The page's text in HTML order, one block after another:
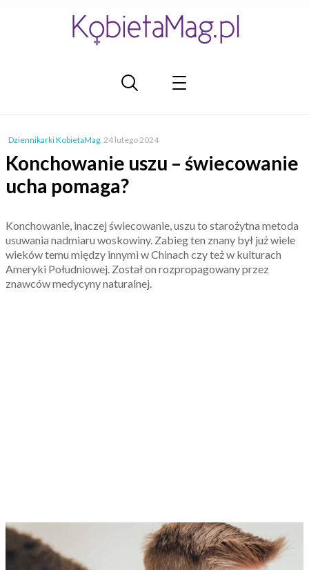
Dziennikarki KobietaMag, 24 lutego 2024
Konchowanie uszu – świecowanie
ucha pomaga?
Konchowanie, inaczej świecowanie, uszu to starożytna metoda
usuwania nadmiaru woskowiny. Zabieg ten znany był już wiele
wieków temu między innymi w Chinach czy też w kulturach
Ameryki Południowej. Został on rozpropagowany przez
znawców medycyny naturalnej.